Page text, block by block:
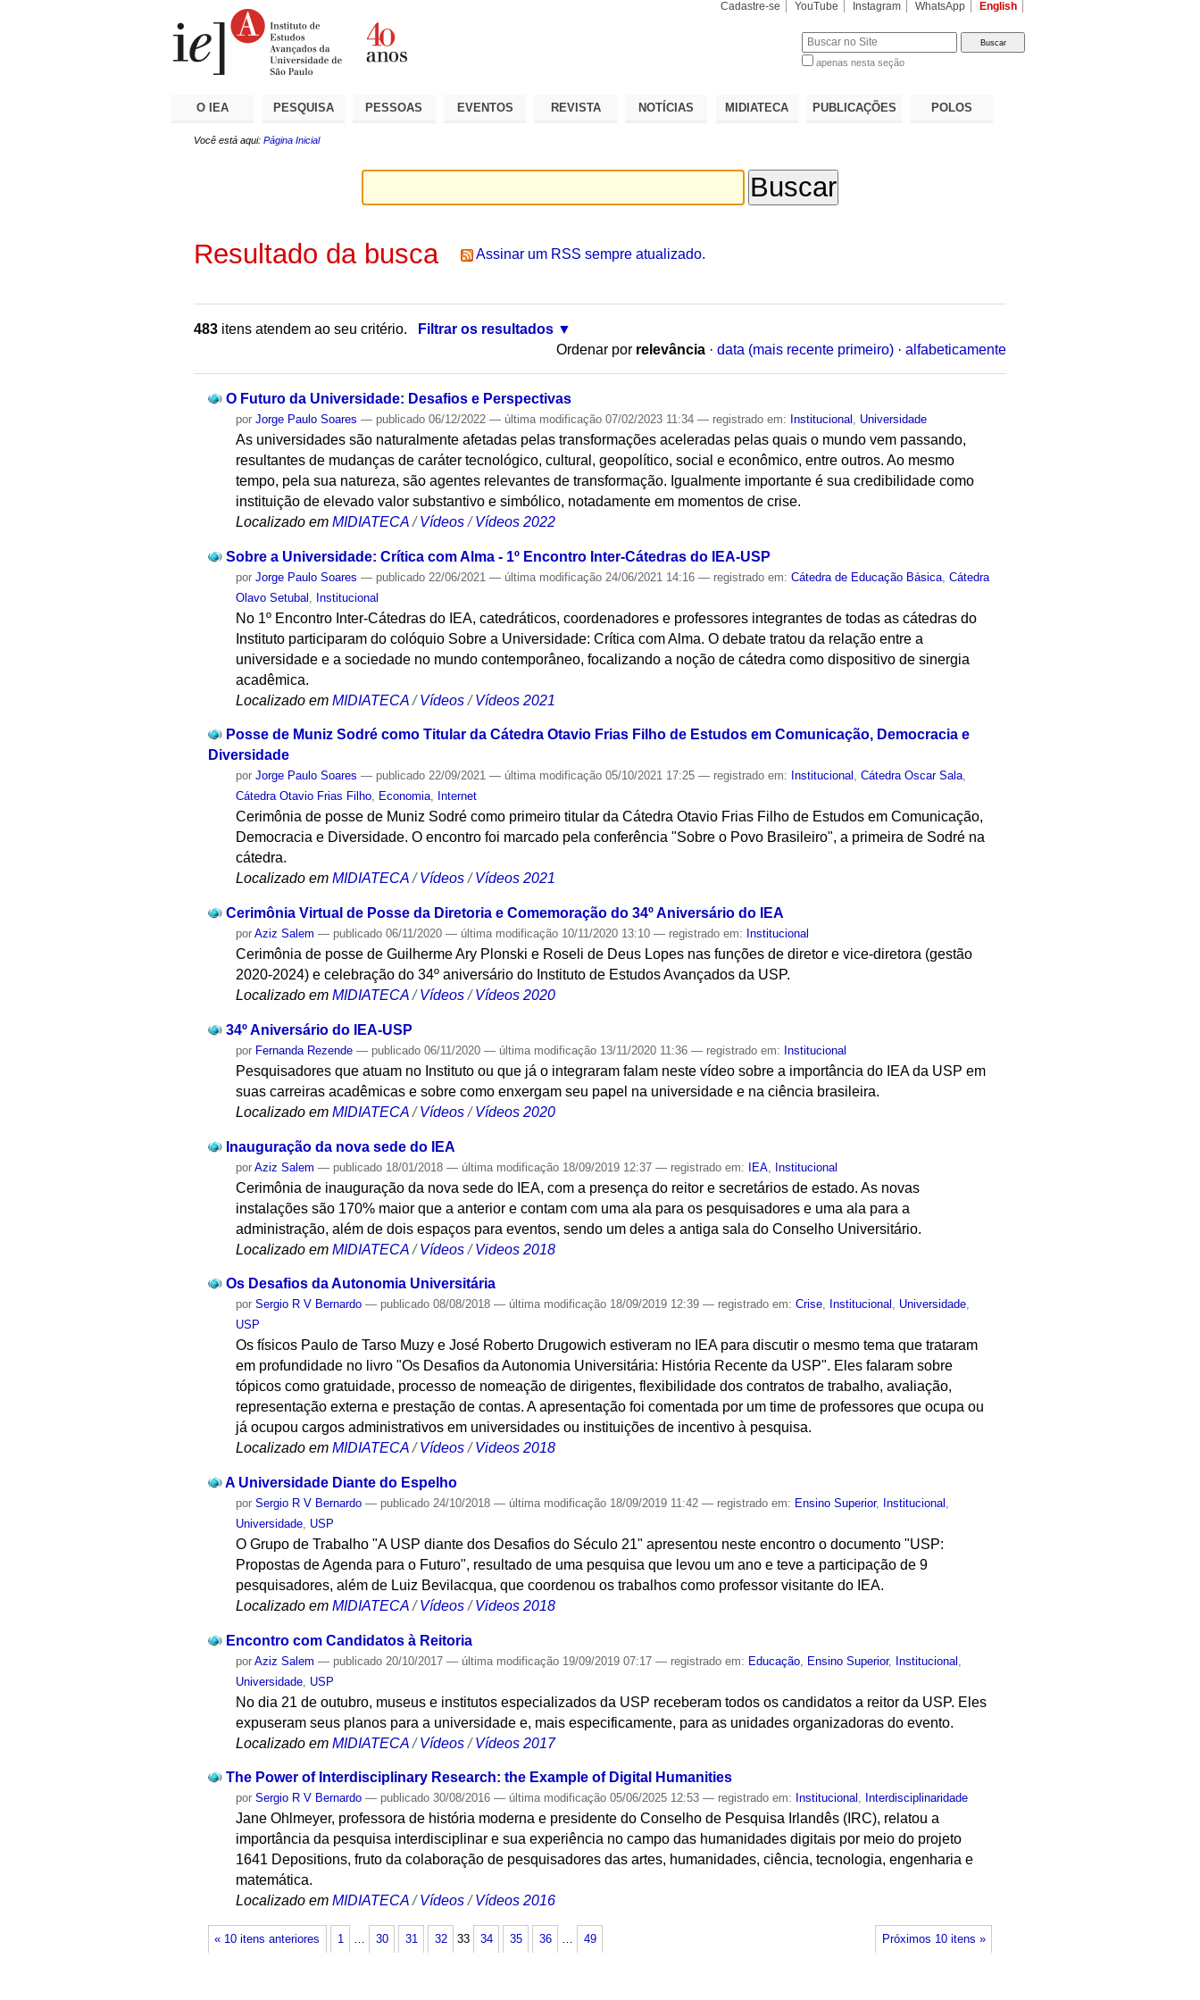
Cadastre-se YouTube Instagram WhatsApp English
apenas nesta seção
O IEA PESQUISA PESSOAS EVENTOS REVISTA NOTÍCIAS MIDIATECA PUBLICAÇÕES POLOS
Você está aqui: Página Inicial
Resultado da busca Assinar um RSS sempre atualizado.
483 itens atendem ao seu critério.
Filtrar os resultados
Ordenar por relevância · data (mais recente primeiro) · alfabeticamente
O Futuro da Universidade: Desafios e Perspectivas
porJorge Paulo Soares — publicado 06/12/2022— última modificação 07/02/2023 11:34— registrado em: Institucional Universidade
As universidades são naturalmente afetadas pelas transformações aceleradas pelas quais o mundo vem passando,
resultantes de mudanças de caráter tecnológico, cultural, geopolítico, social e econômico, entre outros. Ao mesmo
tempo, pela sua natureza, são agentes relevantes de transformação. Igualmente importante é sua credibilidade como
instituição de elevado valor substantivo e simbólico, notadamente em momentos de crise.
Localizado em MIDIATECA /Vídeos /Vídeos 2022
Sobre a Universidade: Crítica com Alma - 1º Encontro Inter-Cátedras do IEA-USP
porJorge Paulo Soares — publicado 22/06/2021— última modificação 24/06/2021 14:16— registrado em:Cátedra de Educação Básica ,Cátedra
Olavo Setubal
Institucional
No 1º Encontro Inter-Cátedras do IEA, catedráticos, coordenadores e professores integrantes de todas as cátedras do
Instituto participaram do colóquio Sobre a Universidade: Crítica com Alma. O debate tratou da relação entre a
universidade e a sociedade no mundo contemporâneo, focalizando a noção de cátedra como dispositivo de sinergia
acadêmica.
Localizado em MIDIATECA /Vídeos /Vídeos 2021
Posse de Muniz Sodré como Titular da Cátedra Otavio Frias Filho de Estudos em Comunicação, Democracia e
Diversidade
porJorge Paulo Soares — publicado 22/09/2021— última modificação 05/10/2021 17:25— registrado em: Institucional ,Cátedra Oscar Sala,
Cátedra Otavio Frias Filho, Economia, Internet
Cerimônia de posse de Muniz Sodré como primeiro titular da Cátedra Otavio Frias Filho de Estudos em Comunicação,
Democracia e Diversidade. O encontro foi marcado pela conferência "Sobre o Povo Brasileiro", a primeira de Sodré na
cátedra.
Localizado em MIDIATECA /Vídeos /Vídeos 2021
Cerimônia Virtual de Posse da Diretoria e Comemoração do 34º Aniversário do IEA
porAziz Salem — publicado 06/11/2020— última modificação 10/11/2020 13:10— registrado em: Institucional
Cerimônia de posse de Guilherme Ary Plonski e Roseli de Deus Lopes nas funções de diretor e vice-diretora (gestão
2020-2024) e celebração do 34º aniversário do Instituto de Estudos Avançados da USP.
Localizado em MIDIATECA /Vídeos /Vídeos 2020
34º Aniversário do IEA-USP
por Fernanda Rezende — publicado 06/11/2020— última modificação 13/11/2020 11:36— registrado em: Institucional
Pesquisadores que atuam no Instituto ou que já o integraram falam neste vídeo sobre a importância do IEA da USP em
suas carreiras acadêmicas e sobre como enxergam seu papel na universidade e na ciência brasileira.
Localizado em MIDIATECA /Vídeos /Vídeos 2020
Inauguração da nova sede do IEA
porAziz Salem — publicado 18/01/2018— última modificação 18/09/2019 12:37— registrado em: IEA Institucional
Cerimônia de inauguração da nova sede do IEA, com a presença do reitor e secretários de estado. As novas
instalações são 170% maior que a anterior e contam com uma ala para os pesquisadores e uma ala para a
administração, além de dois espaços para eventos, sendo um deles a antiga sala do Conselho Universitário.
Localizado em MIDIATECA /Vídeos /Videos 2018
Os Desafios da Autonomia Universitária
porSergio R V Bernardo — publicado 08/08/2018— última modificação 18/09/2019 12:39— registrado em:Crise, Institucional , Universidade,
USP
Os físicos Paulo de Tarso Muzy e José Roberto Drugowich estiveram no IEA para discutir o mesmo tema que trataram
em profundidade no livro "Os Desafios da Autonomia Universitária: História Recente da USP". Eles falaram sobre
tópicos como gratuidade, processo de nomeação de dirigentes, flexibilidade dos contratos de trabalho, avaliação,
representação externa e prestação de contas. A apresentação foi comentada por um time de professores que ocupa ou
já ocupou cargos administrativos em universidades ou instituições de incentivo à pesquisa.
Localizado em MIDIATECA /Vídeos /Videos 2018
A Universidade Diante do Espelho
porSergio R V Bernardo — publicado 24/10/2018— última modificação 18/09/2019 11:42— registrado em: Ensino Superior, Institucional
Universidade USP
O Grupo de Trabalho "A USP diante dos Desafios do Século 21" apresentou neste encontro o documento "USP:
Propostas de Agenda para o Futuro", resultado de uma pesquisa que levou um ano e teve a participação de 9
pesquisadores, além de Luiz Bevilacqua, que coordenou os trabalhos como professor visitante do IEA.
Localizado em MIDIATECA /Vídeos /Videos 2018
Encontro com Candidatos à Reitoria
porAziz Salem — publicado 20/10/2017— última modificação 19/09/2019 07:17— registrado em: Educação Ensino Superior, Institucional
Universidade USP
No dia 21 de outubro, museus e institutos especializados da USP receberam todos os candidatos a reitor da USP. Eles
expuseram seus planos para a universidade e, mais especificamente, para as unidades organizadoras do evento.
Localizado em MIDIATECA /Vídeos /Vídeos 2017
The Power of Interdisciplinary Research: the Example of Digital Humanities
porSergio R V Bernardo — publicado 30/08/2016— última modificação 05/06/2025 12:53— registrado em: Institucional , Interdisciplinaridade
Jane Ohlmeyer, professora de história moderna e presidente do Conselho de Pesquisa Irlandês (IRC), relatou a
importância da pesquisa interdisciplinar e sua experiência no campo das humanidades digitais por meio do projeto
1641 Depositions, fruto da colaboração de pesquisadores das artes, humanidades, ciência, tecnologia, engenharia e
matemática.
Localizado em MIDIATECA /Vídeos /Vídeos 2016
« 10 itens anteriores Próximos 10 itens »
1 30 31 32 33 34 35 36 49